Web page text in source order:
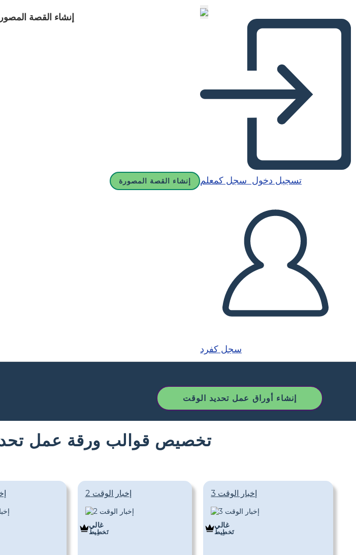
إنشاء القصة
إنشاء القصة المصورة تسجيل دخول سجل كمعلم
سجل كفرد
إنشاء أوراق عمل تحديد الوقت
تخصيص قوالب ورقة عمل
إخبار الوقت 2
غالي
تَخطِيط
إخبار الوقت 3
غالي
تَخطِيط